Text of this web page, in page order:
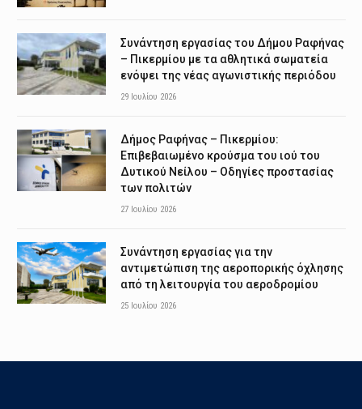
Συνάντηση εργασίας του Δήμου Ραφήνας
– Πικερμίου με τα αθλητικά σωματεία
ενόψει της νέας αγωνιστικής περιόδου
29 Ιουλίου 2026
Δήμος Ραφήνας – Πικερμίου:
Επιβεβαιωμένο κρούσμα του ιού του
Δυτικού Νείλου – Οδηγίες προστασίας
των πολιτών
27 Ιουλίου 2026
Συνάντηση εργασίας για την
αντιμετώπιση της αεροπορικής όχλησης
από τη λειτουργία του αεροδρομίου
25 Ιουλίου 2026